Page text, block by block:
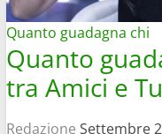
Quanto guadagna chi
Quanto
tra Amici e
Redazione Settembre